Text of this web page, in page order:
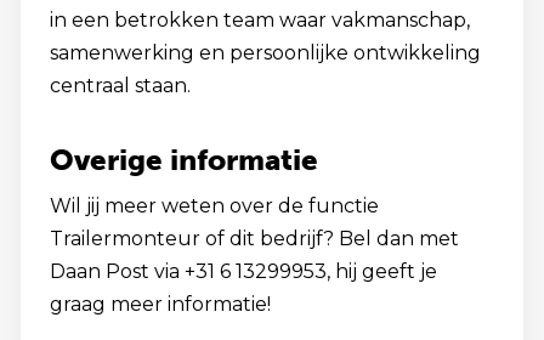
in een betrokken team waar vakmanschap,
samenwerking en persoonlijke ontwikkeling
centraal staan.
Overige informatie
Wil jij meer weten over de functie
Trailermonteur of dit bedrijf? Bel dan met
Daan Post via +31 6 13299953, hij geeft je
graag meer informatie!